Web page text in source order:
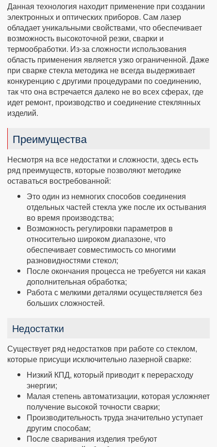
Данная технология находит применение при создании
электронных и оптических приборов. Сам лазер
обладает уникальными свойствами, что обеспечивает
возможность высокоточной резки, сварки и
термообработки. Из-за сложности использования
область применения является узко ограниченной. Даже
при сварке стекла методика не всегда выдерживает
конкуренцию с другими процедурами по соединению,
так что она встречается далеко не во всех сферах, где
идет ремонт, производство и соединение стеклянных
изделий.
Преимущества
Несмотря на все недостатки и сложности, здесь есть
ряд преимуществ, которые позволяют методике
оставаться востребованной:
Это один из немногих способов соединения
отдельных частей стекла уже после их остывания
во время производства;
Возможность регулировки параметров в
относительно широком диапазоне, что
обеспечивает совместимость со многими
разновидностями стекол;
После окончания процесса не требуется ни какая
дополнительная обработка;
Работа с мелкими деталями осуществляется без
больших сложностей.
Недостатки
Существует ряд недостатков при работе со стеклом,
которые присущи исключительно лазерной сварке:
Низкий КПД, который приводит к перерасходу
энергии;
Малая степень автоматизации, которая усложняет
получение высокой точности сварки;
Производительность труда значительно уступает
другим способам;
После сваривания изделия требуют